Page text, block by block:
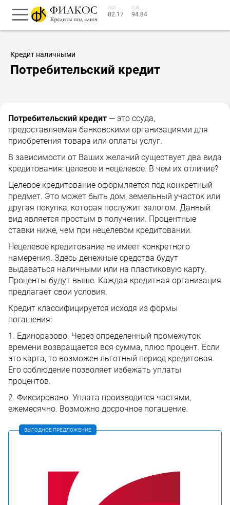
USD
82.17
EUR
94.84
Кредит наличными
Потребительский кредит
Потребительский кредит — это ссуда,
предоставляемая банковскими организациями для
приобретения товара или оплаты услуг.
В зависимости от Ваших желаний существует два вида
кредитования: целевое и нецелевое. В чем их отличие?
Целевое кредитование оформляется под конкретный
предмет. Это может быть дом, земельный участок или
другая покупка, которая послужит залогом. Данный
вид является простым в получении. Процентные
ставки ниже, чем при нецелевом кредитовании.
Нецелевое кредитование не имеет конкретного
намерения. Здесь денежные средства будут
выдаваться наличными или на пластиковую карту.
Проценты будут выше. Каждая кредитная организация
предлагает свои условия.
Кредит классифицируется исходя из формы
погашения:
1. Единоразово. Через определенный промежуток
времени возвращается вся сумма, плюс процент. Если
это карта, то возможен льготный период кредитовая.
Его соблюдение позволяет избежать уплаты
процентов.
2. Фиксировано. Уплата производится частями,
ежемесячно. Возможно досрочное погашение.
ВЫГОДНОЕ ПРЕДЛОЖЕНИЕ